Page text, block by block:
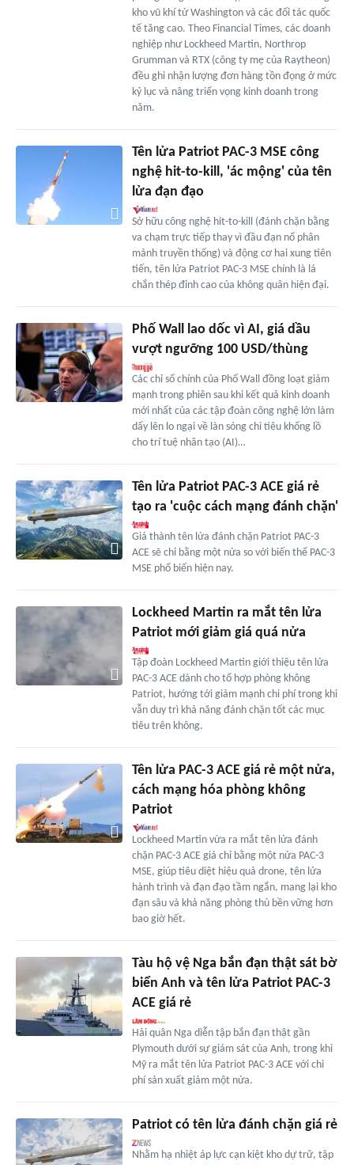
kho vũ khí từ Washington và các đối tác quốc
tế tăng cao. Theo Financial Times, các doanh
nghiệp như Lockheed Martin, Northrop
Grumman và RTX (công ty mẹ của Raytheon)
đều ghi nhận lượng đơn hàng tồn đọng ở mức
kỷ lục và nâng triển vọng kinh doanh trong
năm.
Tên lửa Patriot PAC-3 MSE công
nghệ hit-to-kill, 'ác mộng' của tên
lửa đạn đạo
Sở hữu công nghệ hit-to-kill (đánh chặn bằng
va chạm trực tiếp thay vì đầu đạn nổ phân
mảnh truyền thống) và động cơ hai xung tiên
tiến, tên lửa Patriot PAC-3 MSE chính là lá
chắn thép đỉnh cao của không quân hiện đại.
Phố Wall lao dốc vì AI, giá dầu
vượt ngưỡng 100 USD/thùng
Các chỉ số chính của Phố Wall đồng loạt giảm
mạnh trong phiên sau khi kết quả kinh doanh
mới nhất của các tập đoàn công nghệ lớn làm
dấy lên lo ngại về làn sóng chi tiêu khổng lồ
cho trí tuệ nhân tạo (AI)…
Tên lửa Patriot PAC-3 ACE giá rẻ
tạo ra 'cuộc cách mạng đánh chặn'
Giá thành tên lửa đánh chặn Patriot PAC-3
ACE sẽ chỉ bằng một nửa so với biến thể PAC-3
MSE phổ biến hiện nay.
Lockheed Martin ra mắt tên lửa
Patriot mới giảm giá quá nửa
Tập đoàn Lockheed Martin giới thiệu tên lửa
PAC-3 ACE dành cho tổ hợp phòng không
Patriot, hướng tới giảm mạnh chi phí trong khi
vẫn duy trì khả năng đánh chặn tốt các mục
tiêu trên không.
Tên lửa PAC-3 ACE giá rẻ một nửa,
cách mạng hóa phòng không
Patriot
Lockheed Martin vừa ra mắt tên lửa đánh
chặn PAC-3 ACE giá chỉ bằng một nửa PAC-3
MSE, giúp tiêu diệt hiệu quả drone, tên lửa
hành trình và đạn đạo tầm ngắn, mang lại kho
đạn sâu và khả năng phòng thủ bền vững hơn
bao giờ hết.
Tàu hộ vệ Nga bắn đạn thật sát bờ
biển Anh và tên lửa Patriot PAC-3
ACE giá rẻ
Hải quân Nga diễn tập bắn đạn thật gần
Plymouth dưới sự giám sát của Anh, trong khi
Mỹ ra mắt tên lửa Patriot PAC-3 ACE với chi
phí sản xuất giảm một nửa.
Patriot có tên lửa đánh chặn giá rẻ
Nhằm hạ nhiệt áp lực cạn kiệt kho dự trữ, tập